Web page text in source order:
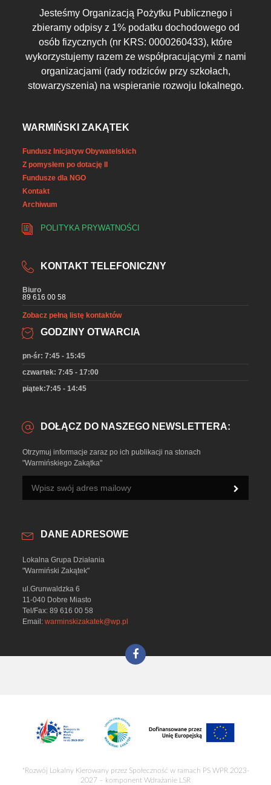
Jesteśmy Organizacją Pożytku Publicznego i
zbieramy odpisy z 1% podatku dochodowego od
osób fizycznych (nr KRS: 0000260433), które
wykorzystujemy razem ze współpracującymi z nami
organizacjami (rady rodziców przy szkołach,
stowarzyszenia) na wspieranie rozwoju lokalnego.
WARMIŃSKI ZAKĄTEK
Fundusz Inicjatyw Obywatelskich
Z pomysłem po dotację II
Fundusze dla NGO
Kontakt
Archiwum
POLITYKA PRYWATNOŚCI
KONTAKT TELEFONICZNY
Biuro
89 616 00 58
Zobacz pełną listę kontaktów
GODZINY OTWARCIA
pn-śr: 7:45 - 15:45
czwartek: 7:45 - 17:00
piątek:7:45 - 14:45
DOŁĄCZ DO NASZEGO NEWSLETTERA:
Otrzymuj informacje zaraz po ich publikacji na stonach
"Warmińskiego Zakątka"
DANE ADRESOWE
Lokalna Grupa Działania
"Warmiński Zakątek"
ul.Grunwaldzka 6
11-040 Dobre Miasto
Tel/Fax: 89 616 00 58
Email:warminskizakatek@wp.pl
"Rozwój Lokalny Kierowany przez Społeczność w ramach PS WPR 2023-
2027 – komponent Wdrażanie LSR